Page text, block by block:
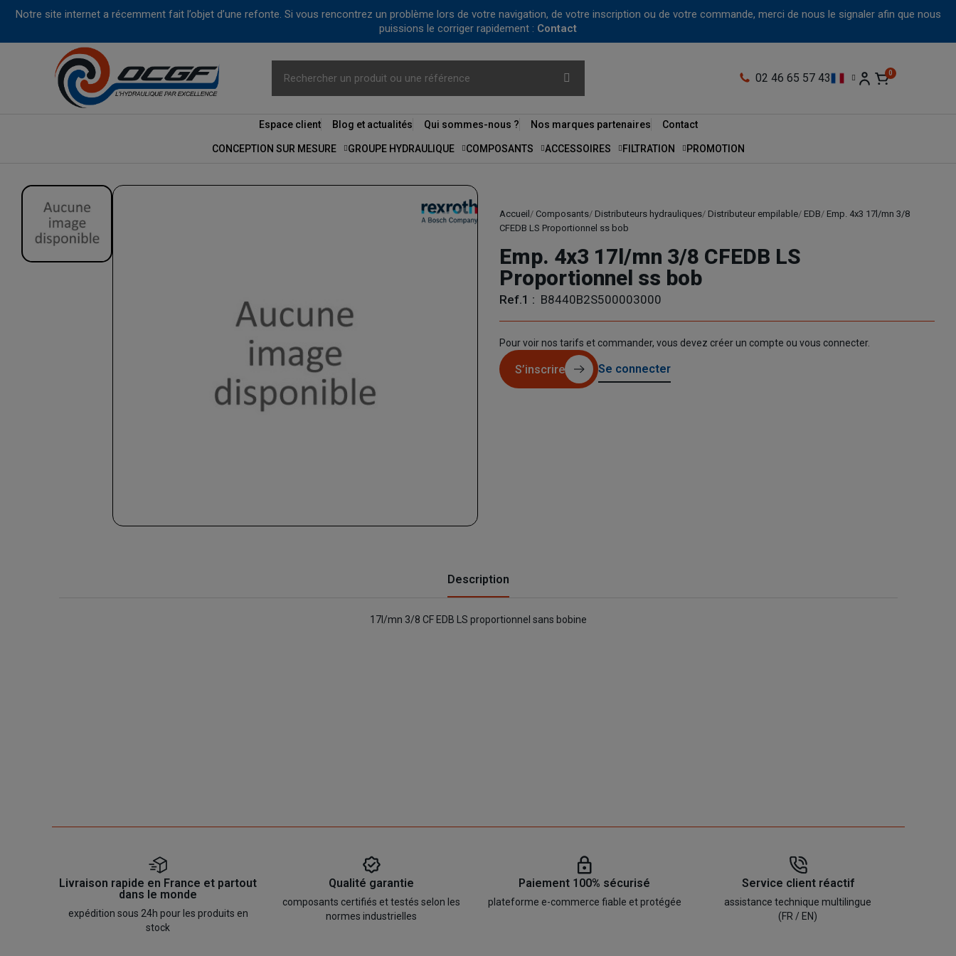
Notre site internet a récemment fait l’objet d’une refonte. Si vous rencontrez un problème lors de votre navigation, de votre inscription ou de votre commande, merci de nous le signaler afin que nous
puissions le corriger rapidement : Contact
02 46 65 57 43
Espace client Blog et actualités Qui sommes-nous ? Nos marques partenaires Contact
CONCEPTION SUR MESURE GROUPE HYDRAULIQUE COMPOSANTS ACCESSOIRES FILTRATION PROMOTION
Accueil Composants Distributeurs hydrauliques Distributeur empilable EDB
Emp. 4x3 17l/mn 3/8
CFEDB LS Proportionnel ss bob
Emp. 4x3 17l/mn 3/8 CFEDB LS
Proportionnel ss bob
Ref.1 : B8440B2S500003000
Pour voir nos tarifs et commander, vous devez créer un compte ou vous connecter.
S’inscrire Se connecter
Description
17l/mn 3/8 CF EDB LS proportionnel sans bobine
Livraison rapide en France et partout
dans le monde
expédition sous 24h pour les produits en
stock
Qualité garantie
composants certifiés et testés selon les
normes industrielles
Paiement 100% sécurisé
plateforme e-commerce fiable et protégée
Service client réactif
assistance technique multilingue
(FR / EN)